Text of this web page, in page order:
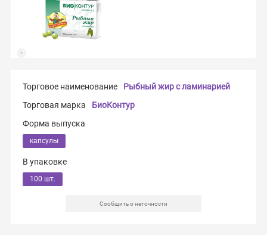
Торговое наименование
Рыбный жир с ламинарией
Торговая марка
БиоКонтур
Форма выпуска
капсулы
В упаковке
100 шт.
Сообщить о неточности